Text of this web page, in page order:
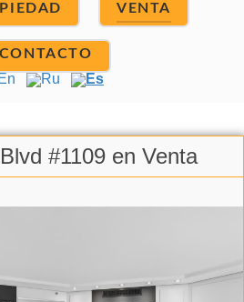
VENTA
CONTACTO
En Ru Es
#1109 en Venta